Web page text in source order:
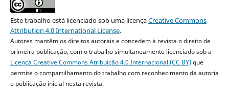
Este trabalho está licenciado sob uma licençaCreative Commons
Attribution 4.0 International License.
Autores mantêm os direitos autorais e concedem à revista o direito de
primeira publicação, com o trabalho simultaneamente licenciado sob a
Licença Creative Commons Atribuição 4.0 Internacional (CC BY)que
permite o compartilhamento do trabalho com reconhecimento da autoria
e publicação inicial nesta revista.